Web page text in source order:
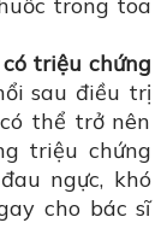
triệu chứng
sau điều trị
thể trở nên
triệu chứng
ngực, khó
cho bác sĩ